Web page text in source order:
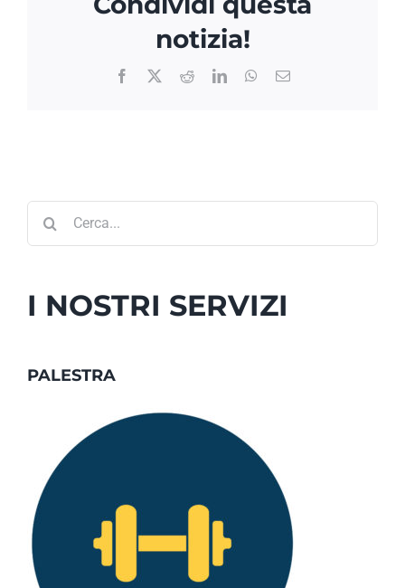
notizia!
Facebook RedditLinkedInWhatsApp
Email
I NOSTRI SERVIZI
PALESTRA